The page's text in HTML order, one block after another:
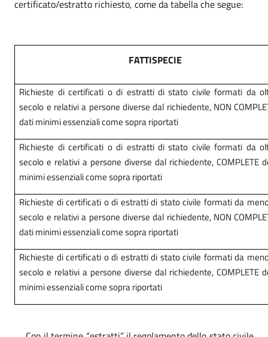
certificato/estratto richiesto, come da tabella che segue:
FATTISPECIE
Richieste di certificati o di estratti di stato civile formati da
secolo e relativi a persone diverse dal richiedente, NON
dati minimi essenziali come sopra riportati
Richieste di certificati o di estratti di stato civile formati da
secolo e relativi a persone diverse dal richiedente, COMPLETE
minimi essenziali come sopra riportati
Richieste di certificati o di estratti di stato civile formati da
secolo e relativi a persone diverse dal richiedente, NON
dati minimi essenziali come sopra riportati
Richieste di certificati o di estratti di stato civile formati da
secolo e relativi a persone diverse dal richiedente, COMPLETE
minimi essenziali come sopra riportati